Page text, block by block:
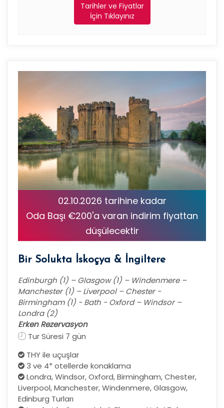
Tarihler ve Fiyatlar
İçin Tıklayınız
02.10.2026 tarihine kadar
Oda Başı €200'a varan indirim fiyattan
düşülecektir
Bir Solukta İskoçya & İngiltere
Edinburgh (1) – Glasgow (1) – Windenmere –
Manchester (1) – Liverpool – Chester -
Birmingham (1) - Bath - Oxford – Windsor –
Londra (2)
Erken Rezervasyon
Tur Süresi 7 gün
THY ile uçuşlar
3 ve 4* otellerde konaklama
Londra, Windsor, Oxford, Birmingham, Chester,
Liverpool, Manchester, Windenmere, Glasgow,
Edinburg Turları